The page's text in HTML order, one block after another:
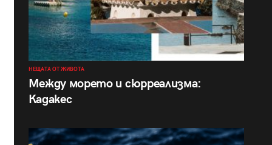
НЕЩАТА ОТ ЖИВОТА
Между морето и сюрреализма:
Кадакес